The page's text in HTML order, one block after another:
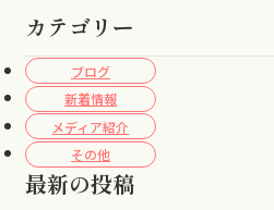
カテゴリー
ブログ
新着情報
メディア紹介
その他
最新の投稿